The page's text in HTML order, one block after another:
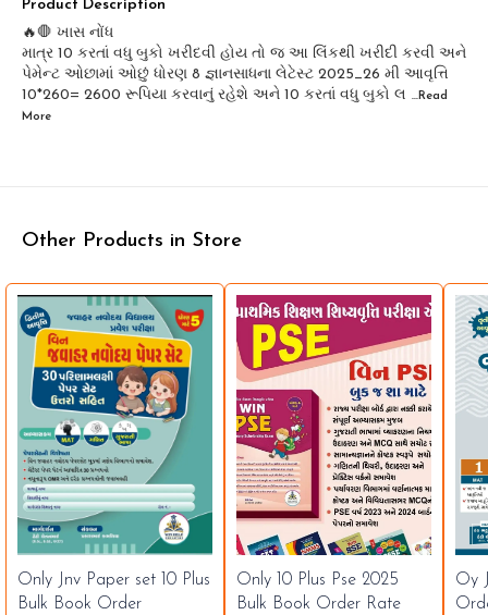
Product Description
🔥🛑 ખાસ નોંધ
માત્ર 10 કરતાં વધુ બુકો ખરીદવી હોય તો જ આ લિંકથી ખરીદી કરવી અને
પેમેન્ટ ઓછામાં ઓછું ધોરણ 8 જ્ઞાનસાધના લેટેસ્ટ 2025_26 મી આવૃત્તિ
10*260= 2600 રૂપિયા કરવાનું રહેશે અને 10 કરતાં વધુ બુકો લ ...Read
More
Other Products in Store
Only Jnv Paper set 10 Plus
Bulk Book Order
Only 10 Plus Pse 2025
Bulk Book Order Rate
🎉
Oy